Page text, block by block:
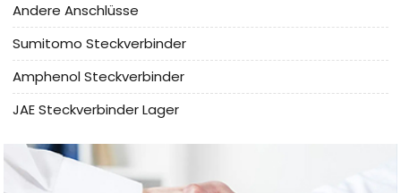
Andere Anschlüsse
Sumitomo Steckverbinder
Amphenol Steckverbinder
JAE Steckverbinder Lager